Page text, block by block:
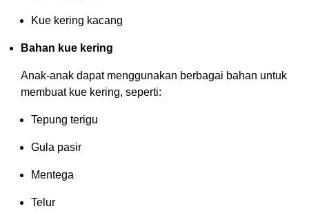
Kue kering kacang
Bahan kue kering
Anak-anak dapat menggunakan berbagai bahan untuk
membuat kue kering, seperti:
Tepung terigu
Gula pasir
Mentega
Telur